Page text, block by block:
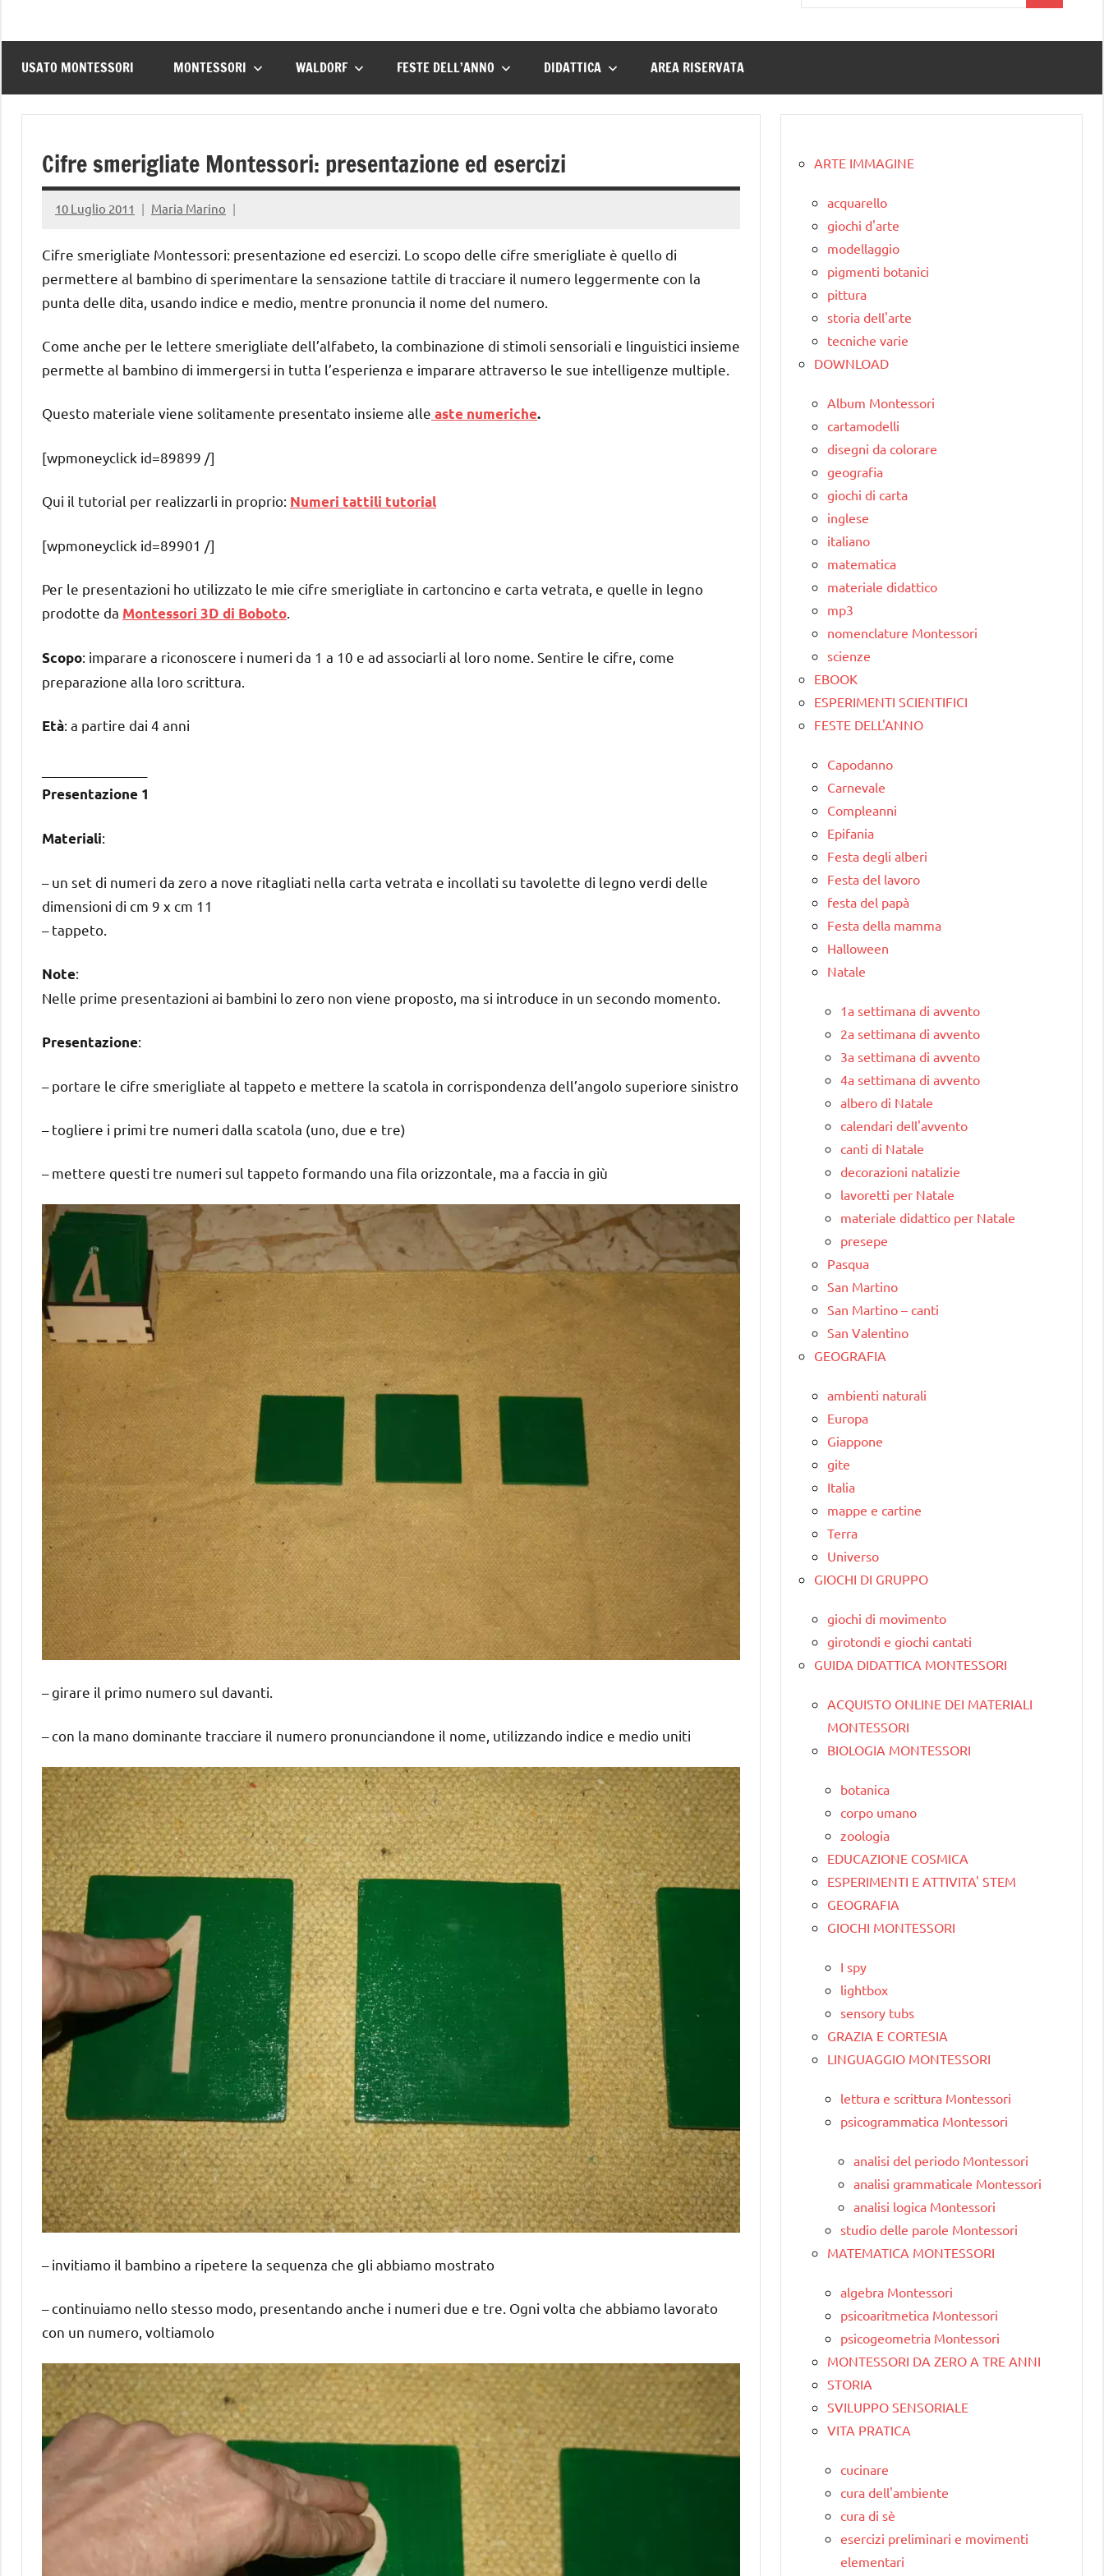
per:
USATO MONTESSORI MONTESSORI WALDORF FESTE DELL’ANNO DIDATTICA AREA RISERVATA
Cifre smerigliate Montessori: presentazione ed esercizi
10 Luglio 2011 Maria Marino
Cifre smerigliate Montessori: presentazione ed esercizi. Lo scopo delle cifre smerigliate è quello di
permettere al bambino di sperimentare la sensazione tattile di tracciare il numero leggermente con la
punta delle dita, usando indice e medio, mentre pronuncia il nome del numero.
Come anche per le lettere smerigliate dell’alfabeto, la combinazione di stimoli sensoriali e linguistici insieme
permette al bambino di immergersi in tutta l’esperienza e imparare attraverso le sue intelligenze multiple.
Questo materiale viene solitamente presentato insieme alle aste numeriche.
[wpmoneyclick id=89899 /]
Qui il tutorial per realizzarli in proprio: Numeri tattili tutorial
[wpmoneyclick id=89901 /]
Per le presentazioni ho utilizzato le mie cifre smerigliate in cartoncino e carta vetrata, e quelle in legno
prodotte da Montessori 3D di Boboto
Scopo: imparare a riconoscere i numeri da 1 a 10 e ad associarli al loro nome. Sentire le cifre, come
preparazione alla loro scrittura.
Età: a partire dai 4 anni
Presentazione 1
Materiali:
– un set di numeri da zero a nove ritagliati nella carta vetrata e incollati su tavolette di legno verdi delle
dimensioni di cm 9 x cm 11
– tappeto.
Note:
Nelle prime presentazioni ai bambini lo zero non viene proposto, ma si introduce in un secondo momento.
Presentazione:
– portare le cifre smerigliate al tappeto e mettere la scatola in corrispondenza dell’angolo superiore sinistro
– togliere i primi tre numeri dalla scatola (uno, due e tre)
– mettere questi tre numeri sul tappeto formando una fila orizzontale, ma a faccia in giù
– girare il primo numero sul davanti.
– con la mano dominante tracciare il numero pronunciandone il nome, utilizzando indice e medio uniti
– invitiamo il bambino a ripetere la sequenza che gli abbiamo mostrato
– continuiamo nello stesso modo, presentando anche i numeri due e tre. Ogni volta che abbiamo lavorato
con un numero, voltiamolo
ARTE IMMAGINE
acquarello
giochi d'arte
modellaggio
pigmenti botanici
pittura
storia dell'arte
tecniche varie
DOWNLOAD
Album Montessori
cartamodelli
disegni da colorare
geografia
giochi di carta
inglese
italiano
matematica
materiale didattico
mp3
nomenclature Montessori
scienze
EBOOK
ESPERIMENTI SCIENTIFICI
FESTE DELL'ANNO
Capodanno
Carnevale
Compleanni
Epifania
Festa degli alberi
Festa del lavoro
festa del papà
Festa della mamma
Halloween
Natale
1a settimana di avvento
2a settimana di avvento
3a settimana di avvento
4a settimana di avvento
albero di Natale
calendari dell'avvento
canti di Natale
decorazioni natalizie
lavoretti per Natale
materiale didattico per Natale
presepe
Pasqua
San Martino
San Martino – canti
San Valentino
GEOGRAFIA
ambienti naturali
Europa
Giappone
gite
Italia
mappe e cartine
Terra
Universo
GIOCHI DI GRUPPO
giochi di movimento
girotondi e giochi cantati
GUIDA DIDATTICA MONTESSORI
ACQUISTO ONLINE DEI MATERIALI
MONTESSORI
BIOLOGIA MONTESSORI
botanica
corpo umano
zoologia
EDUCAZIONE COSMICA
ESPERIMENTI E ATTIVITA' STEM
GEOGRAFIA
GIOCHI MONTESSORI
I spy
lightbox
sensory tubs
GRAZIA E CORTESIA
LINGUAGGIO MONTESSORI
lettura e scrittura Montessori
psicogrammatica Montessori
analisi del periodo Montessori
analisi grammaticale Montessori
analisi logica Montessori
studio delle parole Montessori
MATEMATICA MONTESSORI
algebra Montessori
psicoaritmetica Montessori
psicogeometria Montessori
MONTESSORI DA ZERO A TRE ANNI
STORIA
SVILUPPO SENSORIALE
VITA PRATICA
cucinare
cura dell'ambiente
cura di sè
esercizi preliminari e movimenti
elementari